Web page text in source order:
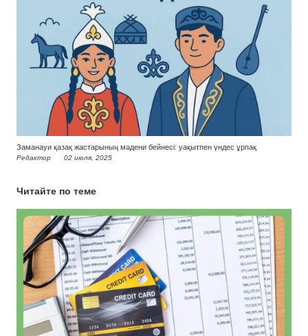
Заманауи қазақ жастарының мәдени бейнесі: уақытпен үндес ұрпақ
Редактор 02 июля, 2025
Читайте по теме